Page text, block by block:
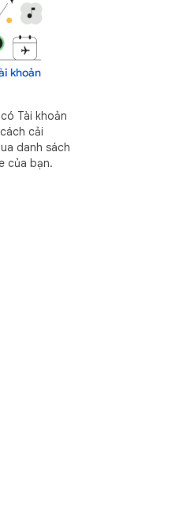
khoản
Tài khoản
cải
danh sách
của bạn.